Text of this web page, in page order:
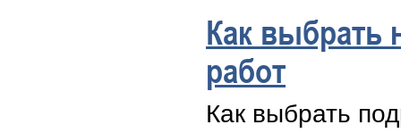
Как выбрать
работ
Как выбрать